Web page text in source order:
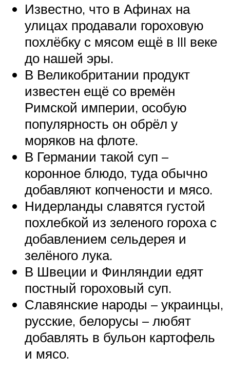
Известно, что в Афинах на
улицах продавали гороховую
похлёбку с мясом ещё в III веке
до нашей эры.
В Великобритании продукт
известен ещё со времён
Римской империи, особую
популярность он обрёл у
моряков на флоте.
В Германии такой суп –
коронное блюдо, туда обычно
добавляют копчености и мясо.
Нидерланды славятся густой
похлебкой из зеленого гороха с
добавлением сельдерея и
зелёного лука.
В Швеции и Финляндии едят
постный гороховый суп.
Славянские народы – украинцы,
русские, белорусы – любят
добавлять в бульон картофель
и мясо.